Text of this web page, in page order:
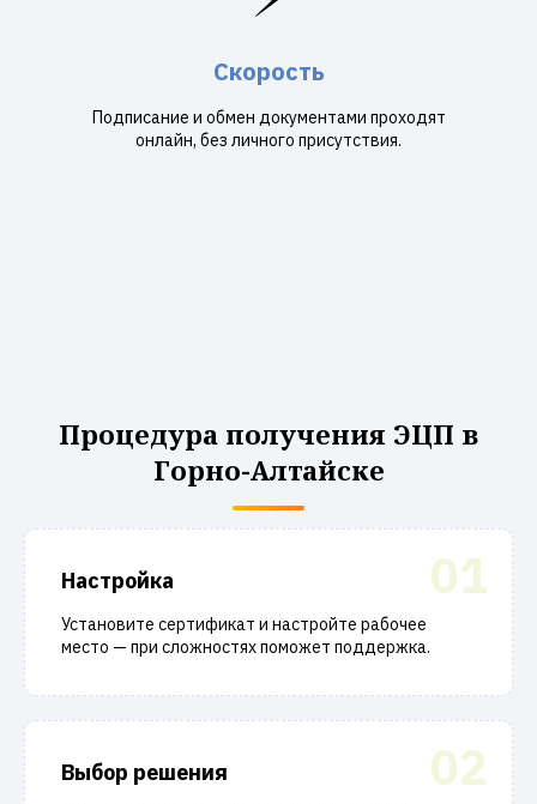
Скорость
Подписание и обмен документами проходят
онлайн, без личного присутствия.
Процедура получения ЭЦП в
Горно-Алтайске
01
Настройка
Установите сертификат и настройте рабочее
место — при сложностях поможет поддержка.
02
Выбор решения